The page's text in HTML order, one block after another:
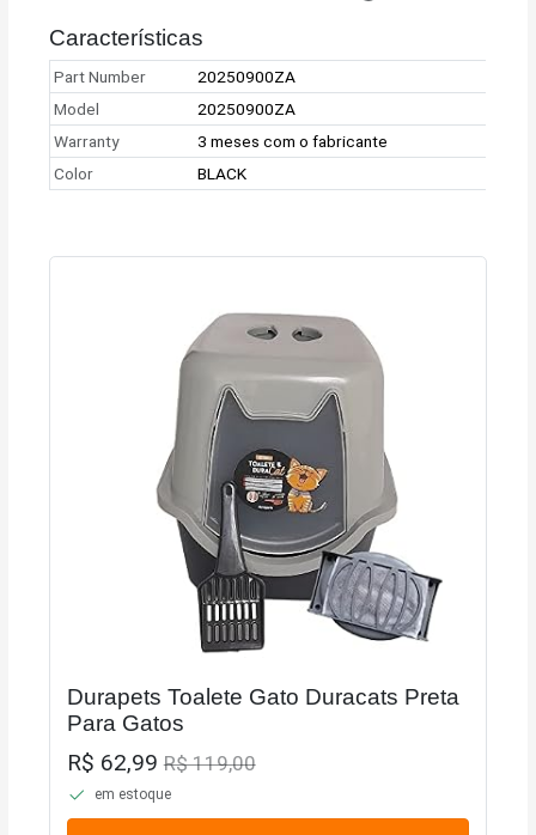
Características
Part Number
20250900ZA
Model
20250900ZA
Warranty
3 meses com o fabricante
Color
BLACK
Durapets Toalete Gato Duracats Preta
Para Gatos
R$ 62,99R$ 119,00
em estoque